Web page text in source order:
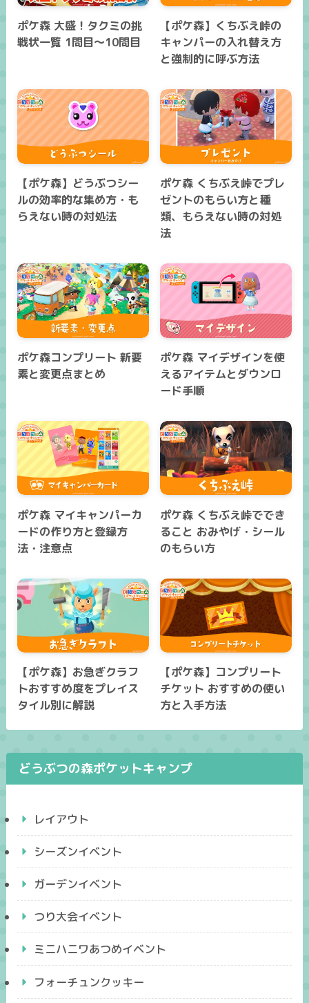
ポケ森 大盛！タクミの挑
戦状一覧 1問目～10問目
【ポケ森】くちぶえ峠の
キャンパーの入れ替え方
と強制的に呼ぶ方法
【ポケ森】どうぶつシー
ルの効率的な集め方・も
らえない時の対処法
ポケ森 くちぶえ峠でプレ
ゼントのもらい方と種
類、もらえない時の対処
法
ポケ森コンプリート 新要
素と変更点まとめ
ポケ森 マイデザインを使
えるアイテムとダウンロ
ード手順
ポケ森 マイキャンパーカ
ードの作り方と登録方
法・注意点
ポケ森 くちぶえ峠ででき
ること おみやげ・シール
のもらい方
【ポケ森】お急ぎクラフ
トおすすめ度をプレイス
タイル別に解説
【ポケ森】コンプリート
チケット おすすめの使い
方と入手方法
どうぶつの森ポケットキャンプ
レイアウト
シーズンイベント
ガーデンイベント
つり大会イベント
ミニハニワあつめイベント
フォーチュンクッキー